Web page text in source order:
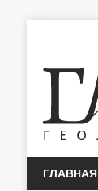
ГЛАВНАЯ